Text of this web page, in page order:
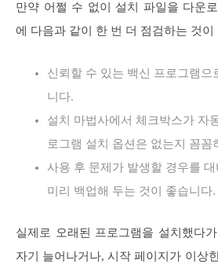
만약 어쩔 수 없이 설치 파일을 다운
에 다음과 같이 한 번 더 점검하는 것이
신뢰할 수 있는 백신 프로그램으
니다.
설치 마법사에서 체크박스가 자
로그램 설치 옵션은 없는지 꼼꼼
사용 후 문제가 발생할 경우를
미리 백업해 두는 것이 좋습니다.
실제로 오래된 프로그램을 설치했다
자기 늘어나거나, 시작 페이지가 이상